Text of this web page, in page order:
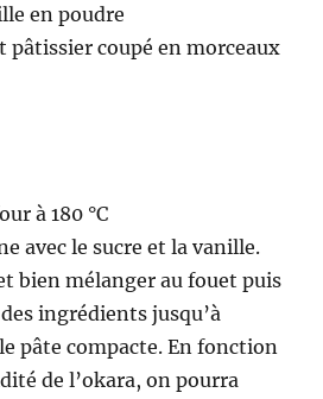
en poudre
pâtissier coupé en morceaux
à 180 °C
avec le sucre et la vanille.
bien mélanger au fouet puis
ingrédients jusqu’à
pâte compacte. En fonction
de l’okara, on pourra